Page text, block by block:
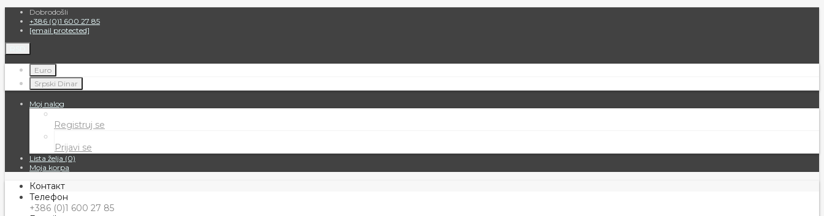
Dobrodošli
+386 (0)1 600 27 85
[email protected]
Euro
Srpski Dinar
Moj nalog
Registruj se
Prijavi se
Lista želja (0)
Moja korpa
Контакт
Телефон
+386 (0)1 600 27 85